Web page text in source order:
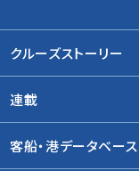
クルーズストーリー
連載
客船・港データベース